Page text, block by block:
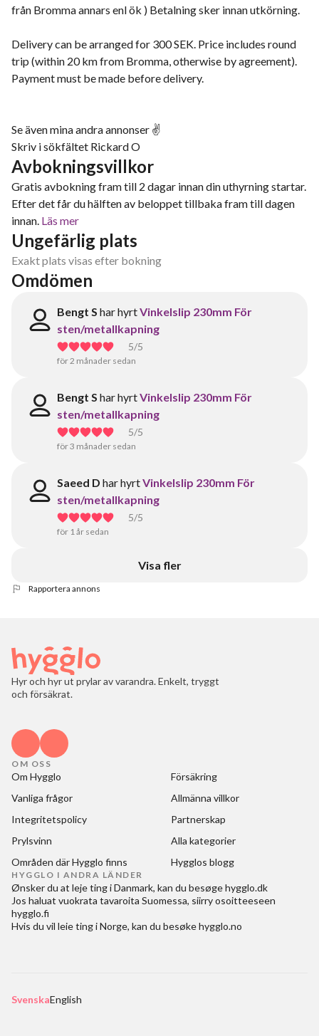
från Bromma annars enl ök ) Betalning sker innan utkörning.
Delivery can be arranged for 300 SEK. Price includes round
trip (within 20 km from Bromma, otherwise by agreement).
Payment must be made before delivery.
Se även mina andra annonser ✌️
Skriv i sökfältet Rickard O
Avbokningsvillkor
Gratis avbokning fram till 2 dagar innan din uthyrning startar.
Efter det får du hälften av beloppet tillbaka fram till dagen
innan. Läs mer
Ungefärlig plats
Exakt plats visas efter bokning
Omdömen
Bengt S har hyrtVinkelslip 230mm För
sten/metallkapning
5/5
för 2 månader sedan
Bengt S har hyrtVinkelslip 230mm För
sten/metallkapning
5/5
för 3 månader sedan
Saeed D har hyrtVinkelslip 230mm För
sten/metallkapning
5/5
för 1 år sedan
Visa fler
Rapportera annons
Hyr och hyr ut prylar av varandra. Enkelt, tryggt
och försäkrat.
OM OSS
Om Hygglo
Försäkring
Vanliga frågor
Allmänna villkor
Integritetspolicy
Partnerskap
Prylsvinn
Alla kategorier
Områden där Hygglo finns
Hygglos blogg
HYGGLO I ANDRA LÄNDER
Ønsker du at leje ting i Danmark, kan du besøgehygglo.dk
Jos haluat vuokrata tavaroita Suomessa, siirry osoitteeseen
hygglo.fi
Hvis du vil leie ting i Norge, kan du besøkehygglo.no
SvenskaEnglish